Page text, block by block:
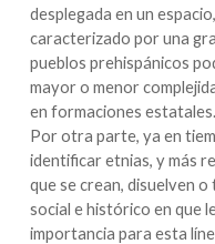
desplegada en un
caracterizado por una
pueblos prehispánicos
mayor o menor
en formaciones estatales.
Por otra parte, ya en
identificar etnias, y más
que se crean, disuelven
social e histórico en que
importancia para esta